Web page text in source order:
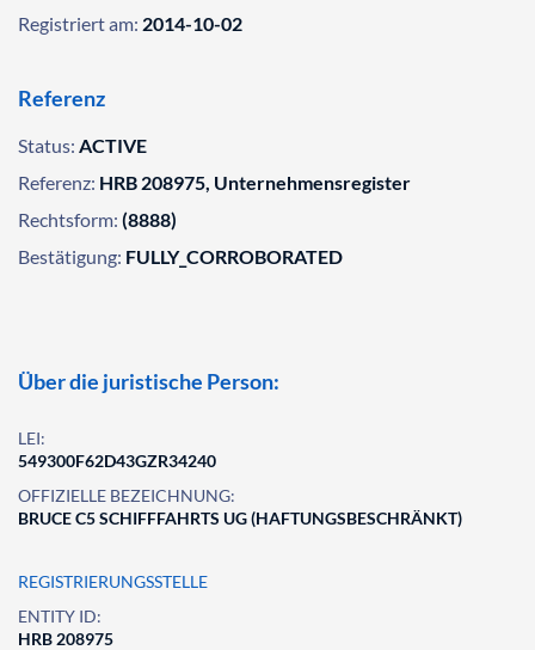
Registriert am: 2014-10-02
Referenz
Status: ACTIVE
Referenz: HRB 208975, Unternehmensregister
Rechtsform: (8888)
Bestätigung: FULLY_CORROBORATED
Über die juristische Person:
LEI:
549300F62D43GZR34240
OFFIZIELLE BEZEICHNUNG:
BRUCE C5 SCHIFFFAHRTS UG (HAFTUNGSBESCHRÄNKT)
REGISTRIERUNGSSTELLE
ENTITY ID:
HRB 208975